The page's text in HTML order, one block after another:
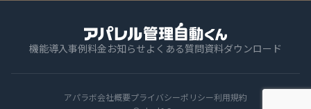
機能導入事例料金お知らせよくある質問資料ダウンロード
アパラボ会社概要プライバシーポリシー利用規約